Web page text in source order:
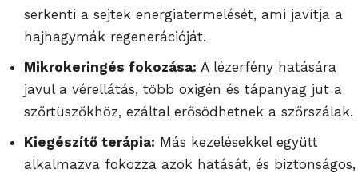
serkenti a sejtek energiatermelését, ami javítja a
hajhagymák regenerációját.
Mikrokeringés fokozása: A lézerfény hatására
javul a vérellátás, több oxigén és tápanyag jut a
szőrtüszőkhöz, ezáltal erősödhetnek a szőrszálak.
Kiegészítő terápia: Más kezelésekkel együtt
alkalmazva fokozza azok hatását, és biztonságos,